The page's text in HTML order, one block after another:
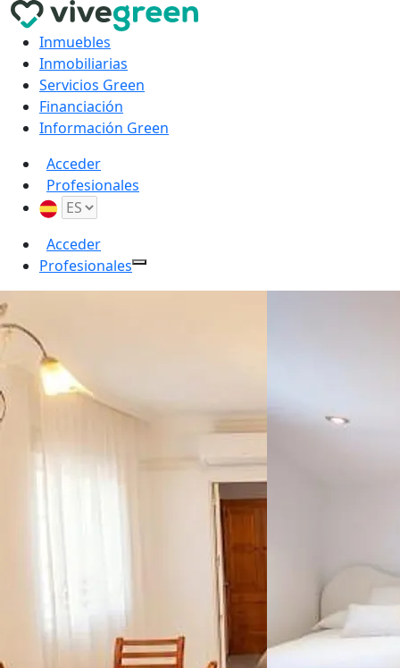
Inmuebles
Inmobiliarias
Servicios Green
Financiación
Información Green
Acceder
Profesionales
Acceder
Profesionales